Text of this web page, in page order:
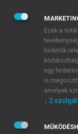
JELSZÓ
JELSZÓ ÚJRA
Kérek
Kérek
Ezek a
hirdetők
egy
is
amelyek
↓ 2